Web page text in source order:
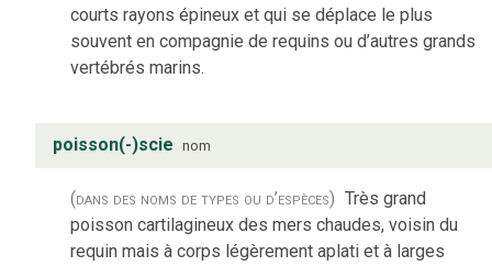
courts rayons épineux et qui se déplace le plus
souvent en compagnie de requins ou d’autres grands
vertébrés marins.
poisson(-)scie nom
(dans des noms de types ou d’espèces) Très grand
poisson cartilagineux des mers chaudes, voisin du
requin mais à corps légèrement aplati et à larges